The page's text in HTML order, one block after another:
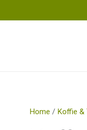
Home / Koffie &